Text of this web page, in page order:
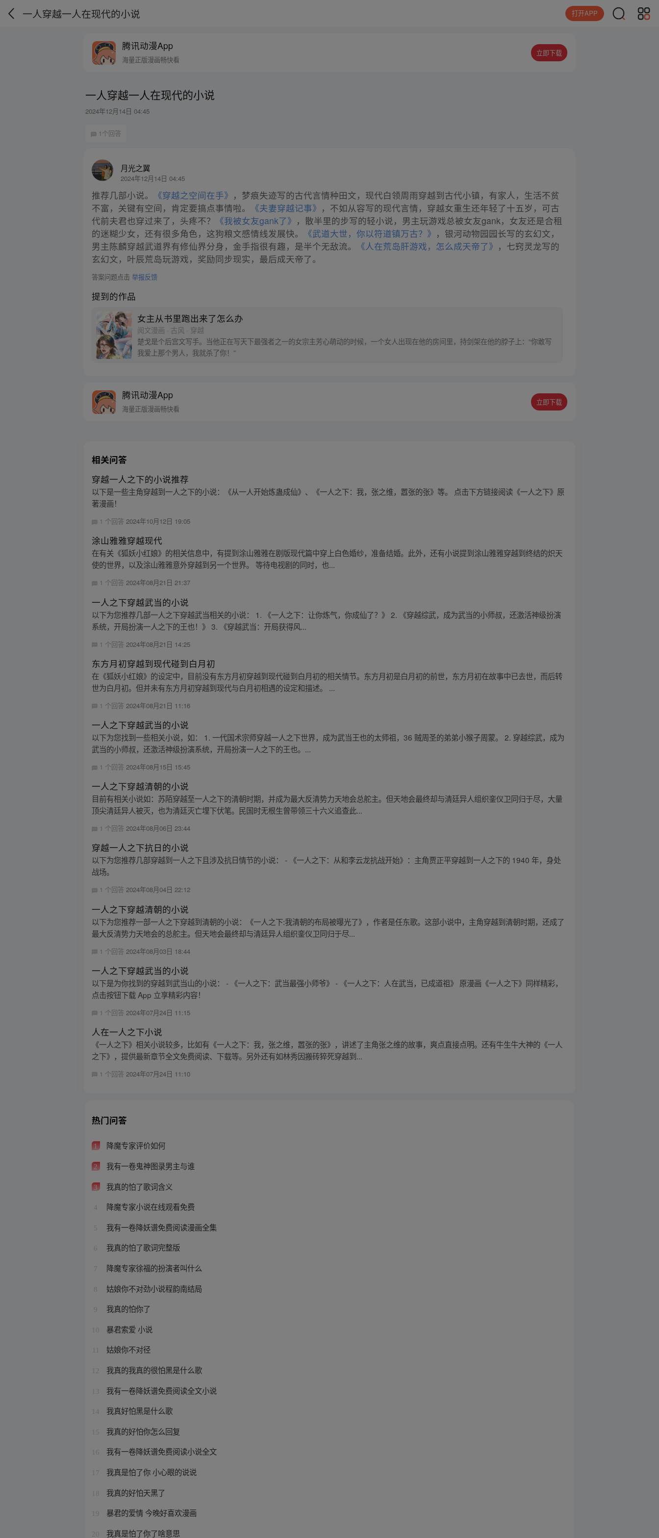
一人穿越一人在现代的小说 打开APP
腾讯动漫App
海量正版漫画畅快看
立即下载
一人穿越一人在现代的小说
2024年12月14日 04:45
1个回答
月光之翼
2024年12月14日 04:45
推荐几部小说。 《穿越之空间在手》 ，梦痕失迹写的古代言情种田文，现代白领周雨穿越到古代小镇，有家人，生活不贫
不富，关键有空间，肯定要搞点事情啦。
《夫妻穿越记事》 ，不如从容写的现代言情，穿越女重生还年轻了十五岁，可古
代前夫君也穿过来了，头疼不？
《我被女友gank了》 ，散半里的步写的轻小说，男主玩游戏总被女友gank，女友还是合租
的迷糊少女，还有很多角色，这狗粮文感情线发展快。
《武道大世，你以符道镇万古？》 ，银河动物园园长写的玄幻文，
男主陈麟穿越武道界有修仙界分身，金手指很有趣，是半个无敌流。
《人在荒岛肝游戏，怎么成天帝了》 ，七窍灵龙写的
玄幻文，叶辰荒岛玩游戏，奖励同步现实，最后成天帝了。
答案问题点击举报反馈
提到的作品
女主从书里跑出来了怎么办
阅文漫画 · 古风 · 穿越
楚戈是个后宫文写手。当他正在写天下最强者之一的女宗主芳心萌动的时候，一个女人出现在他的房间里，持剑架在他的脖子上：“你敢写
我爱上那个男人，我就杀了你！”
腾讯动漫App
海量正版漫画畅快看
立即下载
相关问答
穿越一人之下的小说推荐
以下是一些主角穿越到一人之下的小说：《从一人开始炼蛊成仙》、《一人之下：我，张之维，嚣张的张》等。 点击下方链接阅读《一人之下》原
著漫画！
1 个回答2024年10月12日 19:05
涂山雅雅穿越现代
在有关《狐妖小红娘》的相关信息中，有提到涂山雅雅在剧版现代篇中穿上白色婚纱，准备结婚。此外，还有小说提到涂山雅雅穿越到终结的炽天
使的世界，以及涂山雅雅意外穿越到另一个世界。 等待电视剧的同时，也...
1 个回答2024年08月21日 21:37
一人之下穿越武当的小说
以下为您推荐几部一人之下穿越武当相关的小说： 1. 《一人之下：让你炼气，你成仙了？》 2. 《穿越综武，成为武当的小师叔，还激活神级扮演
系统，开局扮演一人之下的王也！》 3. 《穿越武当：开局获得风...
1 个回答 2024年08月21日 14:25
东方月初穿越到现代碰到白月初
在《狐妖小红娘》的设定中，目前没有东方月初穿越到现代碰到白月初的相关情节。东方月初是白月初的前世，东方月初在故事中已去世，而后转
世为白月初。但并未有东方月初穿越到现代与白月初相遇的设定和描述。 ...
1 个回答 2024年08月21日 11:16
一人之下穿越武当的小说
以下为您找到一些相关小说，如： 1. 一代国术宗师穿越一人之下世界，成为武当王也的太师祖，36 贼周圣的弟弟小猴子周蒙。 2. 穿越综武，成为
武当的小师叔，还激活神级扮演系统，开局扮演一人之下的王也。...
1 个回答2024年08月15日 15:45
一人之下穿越清朝的小说
目前有相关小说如：苏陌穿越至一人之下的清朝时期，并成为最大反清势力天地会总舵主。但天地会最终却与清廷异人组织銮仪卫同归于尽，大量
顶尖清廷异人被灭，也为清廷灭亡埋下伏笔。民国时无根生曾带领三十六义追查此...
1 个回答2024年08月06日 23:44
穿越一人之下抗日的小说
以下为您推荐几部穿越到一人之下且涉及抗日情节的小说： - 《一人之下：从和李云龙抗战开始》：主角贾正平穿越到一人之下的 1940 年，身处
战场。
1 个回答2024年08月04日 22:12
一人之下穿越清朝的小说
以下为您推荐一部一人之下穿越到清朝的小说：《一人之下:我清朝的布局被曝光了》，作者是任东歌。这部小说中，主角穿越到清朝时期，还成了
最大反清势力天地会的总舵主。但天地会最终却与清廷异人组织銮仪卫同归于尽...
1 个回答 2024年08月03日 18:44
一人之下穿越武当的小说
以下是为你找到的穿越到武当山的小说： - 《一人之下：武当最强小师爷》 - 《一人之下：人在武当，已成道祖》 原漫画《一人之下》同样精彩，
点击按钮下载 App 立享精彩内容！
1 个回答 2024年07月24日 11:15
人在一人之下小说
《一人之下》相关小说较多，比如有《一人之下：我，张之维，嚣张的张》，讲述了主角张之维的故事，爽点直接点明。还有牛生牛大神的《一人
之下》，提供最新章节全文免费阅读、下载等。另外还有如林秀因搬砖猝死穿越到...
1 个回答2024年07月24日 11:10
热门问答
1 降魔专家评价如何
2 我有一卷鬼神图录男主与谁
3 我真的怕了歌词含义
4 降魔专家小说在线观看免费
5 我有一卷降妖谱免费阅读漫画全集
6 我真的怕了歌词完整版
7 降魔专家徐福的扮演者叫什么
8 姑娘你不对劲小说程韵南结局
9 我真的怕你了
10 暴君索爱 小说
姑娘你不对径
12 我真的我真的很怕黑是什么歌
13 我有一卷降妖谱免费阅读全文小说
14 我真好怕黑是什么歌
15 我真的好怕你怎么回复
16 我有一卷降妖谱免费阅读小说全文
17 我真是怕了你 小心眼的说说
18 我真的好怕天黑了
19 暴君的爱情 今晚好喜欢漫画
20 我真是怕了你了啥意思